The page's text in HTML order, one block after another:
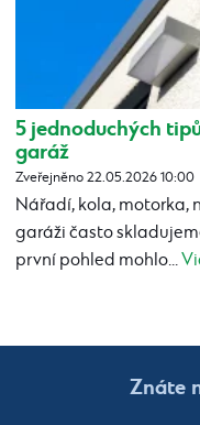
5 jednoduchých
garáž
Zveřejněno 22.05.2026 10:00
Nářadí, kola, motorka,
garáži často
první pohled mohlo...
Znáte